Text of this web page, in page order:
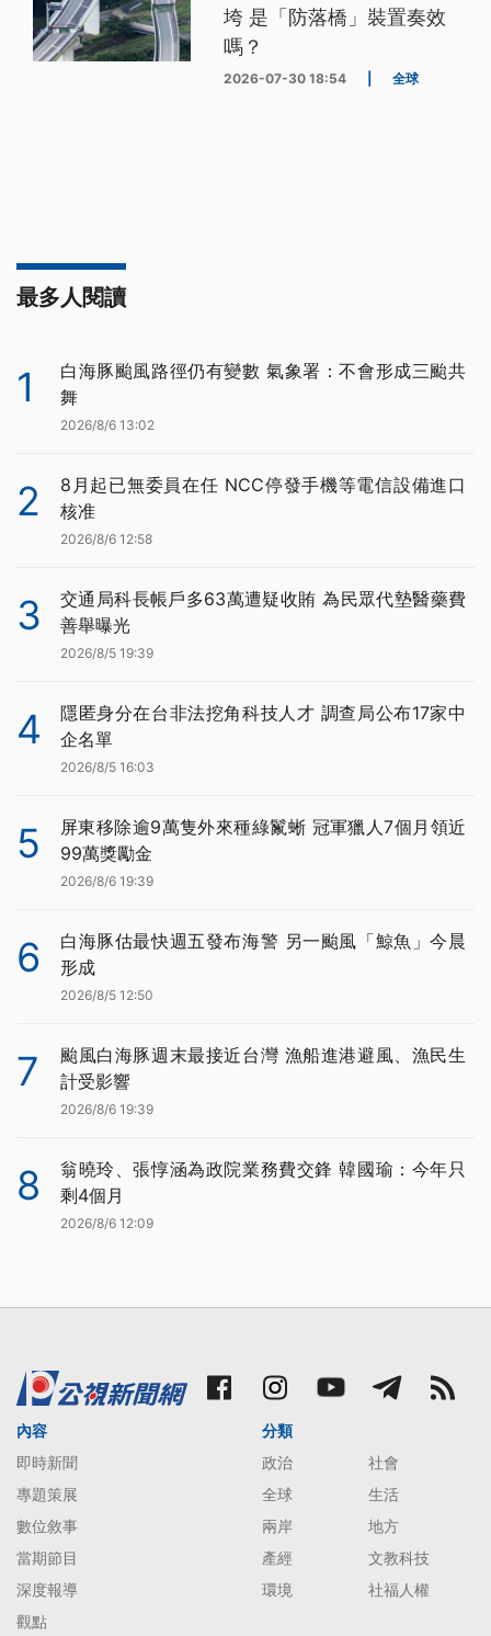
垮 是「防落橋」裝置奏效
嗎？
2026-07-30 18:54 全球
最多人閱讀
1
白海豚颱風路徑仍有變數 氣象署：不會形成三颱共
舞
2026/8/6 13:02
2
8月起已無委員在任 NCC停發手機等電信設備進口
核准
2026/8/6 12:58
3
交通局科長帳戶多63萬遭疑收賄 為民眾代墊醫藥費
善舉曝光
2026/8/5 19:39
4
隱匿身分在台非法挖角科技人才 調查局公布17家中
企名單
2026/8/5 16:03
5
屏東移除逾9萬隻外來種綠鬣蜥 冠軍獵人7個月領近
99萬獎勵金
2026/8/6 19:39
6
白海豚估最快週五發布海警 另一颱風「鯨魚」今晨
形成
2026/8/5 12:50
7
颱風白海豚週末最接近台灣 漁船進港避風、漁民生
計受影響
2026/8/6 19:39
8
翁曉玲、張惇涵為政院業務費交鋒 韓國瑜：今年只
剩4個月
2026/8/6 12:09
內容
即時新聞
專題策展
數位敘事
當期節目
深度報導
觀點
分類
政治
社會
全球
生活
兩岸
地方
產經
文教科技
環境
社福人權